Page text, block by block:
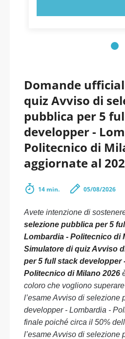
Domande
quiz Avviso di
pubblica per 5
developper -
Politecnico di
aggiornate al
14 min. 05/08/2026
Avete intenzione di
selezione pubblica per 5
Lombardia - Politecnico di
Simulatore di quiz Avviso
per 5 full stack developper
Politecnico di Milano 2026
coloro che vogliono
l’esame Avviso di selezione
developper - Lombardia -
finale poiché circa il 50%
l’esame Avviso di selezione